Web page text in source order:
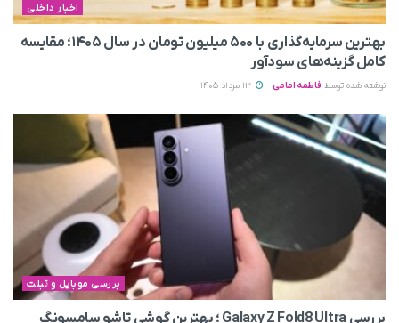
اخبار داخلی
بهترین سرمایه‌گذاری با ۵۰۰ میلیون تومان در سال ۱۴۰۵؛ مقایسه
کامل گزینه‌های سودآور
نوشته شده توسط فاطمه امامی
بررسی موبایل و تبلت
بررسی Galaxy Z Fold8 Ultra ؛ بهترین گوشی تاشو سامسونگ